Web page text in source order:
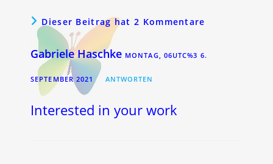
Dieser Beitrag hat 2 Kommentare
Gabriele Haschke MONTAG, 06UTC%3 6.
SEPTEMBER 2021 ANTWORTEN
Interested in your work